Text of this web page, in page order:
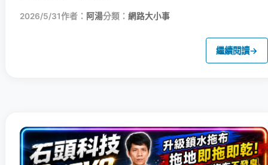
2026/5/31作者： 阿湯分類： 網路大小事
繼續閱讀→